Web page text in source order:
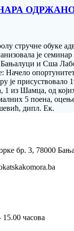
стручне обуке
је
и Сша
Начело
је присуствовало
1 из Шамца, од
5 поена,
дипл. Ек.
бр. 3, 78000
часова